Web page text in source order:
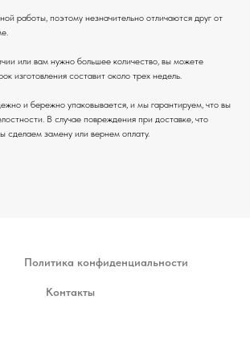
работы, поэтому незначительно отличаются друг от
или вам нужно большее количество, вы можете
изготовления составит около трех недель.
и бережно упаковывается, и мы гарантируем, что вы
В случае повреждения при доставке, что
сделаем замену или вернем оплату.
Политика конфиденциальности
Контакты